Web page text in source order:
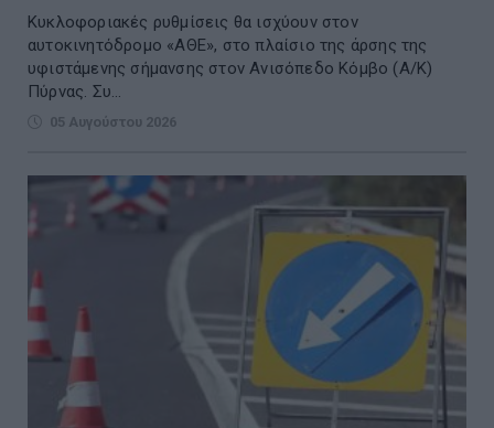
Κυκλοφοριακές ρυθμίσεις θα ισχύουν στον
αυτοκινητόδρομο «ΑΘΕ», στο πλαίσιο της άρσης της
υφιστάμενης σήμανσης στον Ανισόπεδο Κόμβο (Α/Κ)
Πύρνας. Συ...
05 Αυγούστου 2026